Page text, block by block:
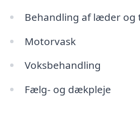
Behandling af læder og
Motorvask
Voksbehandling
Fælg- og dækpleje